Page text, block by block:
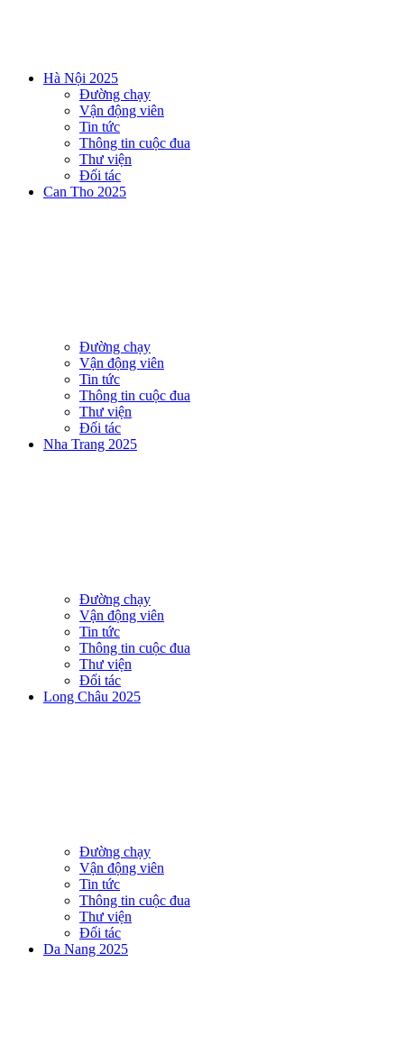
Hà Nội 2025
Đường chạy
Vận động viên
Tin tức
Thông tin cuộc đua
Thư viện
Đối tác
Can Tho 2025
Đường chạy
Vận động viên
Tin tức
Thông tin cuộc đua
Thư viện
Đối tác
Nha Trang 2025
Đường chạy
Vận động viên
Tin tức
Thông tin cuộc đua
Thư viện
Đối tác
Long Châu 2025
Đường chạy
Vận động viên
Tin tức
Thông tin cuộc đua
Thư viện
Đối tác
Da Nang 2025